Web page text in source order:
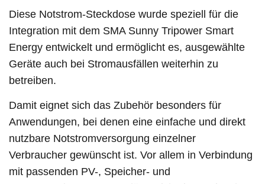
Diese Notstrom-Steckdose wurde speziell für die
Integration mit dem SMA Sunny Tripower Smart
Energy entwickelt und ermöglicht es, ausgewählte
Geräte auch bei Stromausfällen weiterhin zu
betreiben.
Damit eignet sich das Zubehör besonders für
Anwendungen, bei denen eine einfache und direkt
nutzbare Notstromversorgung einzelner
Verbraucher gewünscht ist. Vor allem in Verbindung
mit passenden PV-, Speicher- und